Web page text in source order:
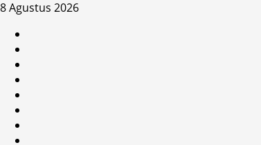
Skip
content
8 Agustus 2026